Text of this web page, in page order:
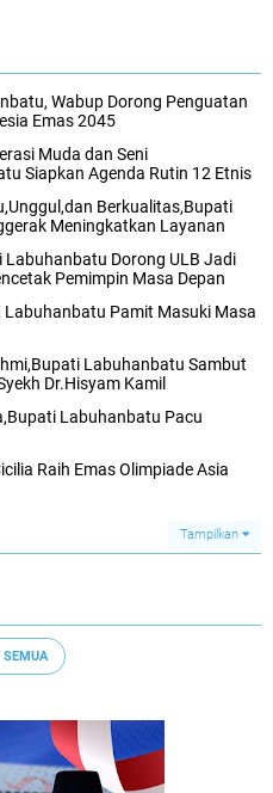
Wabup Dorong Penguatan
Emas 2045
Muda dan Seni
Siapkan Agenda Rutin 12 Etnis
Berkualitas,Bupati
Meningkatkan Layanan
Dorong ULB Jadi
Pemimpin Masa Depan
Labuhanbatu Pamit Masuki Masa
Labuhanbatu Sambut
Dr.Hisyam Kamil
Labuhanbatu Pacu
Raih Emas Olimpiade Asia
Tampilkan
SEMUA